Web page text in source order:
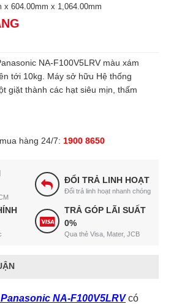
x 604.00mm x 1,064.00mm
NA-F100V5LRV màu xám
tới 10kg. Máy sở hữu Hệ thống
giặt thành các hạt siêu mịn, thấm
hàng 24/7: 1900 8650
ĐỔI TRẢ LINH HOẠT
Đổi trả linh hoạt nhanh chóng
TRẢ GÓP LÃI SUẤT
0%
Qua thẻ Visa, Mater, JCB
NA-F100V5LRVcó